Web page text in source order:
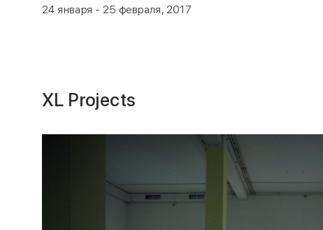
24 января - 25 февраля, 2017
XL Projects